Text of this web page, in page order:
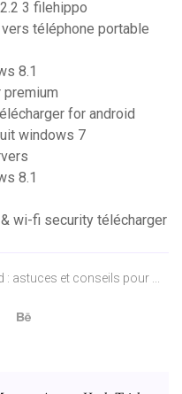
3 filehippo
téléphone portable
8.1
for android
windows 7
8.1
wi-fi security télécharger
: astuces et conseils pour ...